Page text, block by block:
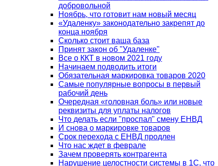
добровольной
Ноябрь, что готовит нам новый месяц
«Удаленку» законодательно закрепят до
конца ноября
Сколько стоит ваша база
Принят закон об "Удаленке"
Все о ККТ в новом 2021 году
Начинаем подводить итоги
Обязательная маркировка товаров 2020
Самые популярные вопросы в первый
рабочий день
Очередная «головная боль» или новые
реквизиты для уплаты налогов
Что делать если "проспал" смену ЕНВД
И снова о маркировке товаров
Срок перехода с ЕНВД продлен
Что нас ждет в феврале
Зачем проверять контрагента
Нарушение целостности системы в 1С, что